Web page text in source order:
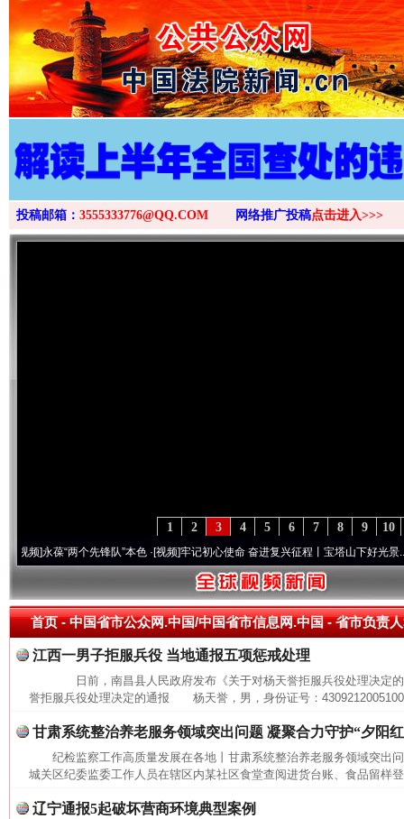
>
投稿邮箱： 3555333776@QQ.COM 网络推广投稿点击进入>>>
10
9
8
7
6
5
4
3
2
1
永葆“两个先锋队”本色·[视频]牢记初心使命 奋进复兴征程丨宝塔山下好光景..·[视频]
首页- 中国省市公众网.中国/中国省市信息网.中国 -省市负责
江西一男子拒服兵役 当地通报五项惩戒处理
日前，南昌县人民政府发布《关于对杨天誉拒服兵役处理决定
誉拒服兵役处理决定的通报 杨天誉，男，身份证号：
甘肃系统整治养老服务领域突出问题 凝聚合力守护“夕阳
纪检监察工作高质量发展在各地丨甘肃系统整治养老服务领域突出
城关区纪委监委工作人员在辖区内某社区食堂查阅进货台账、食品留样
辽宁通报5起破坏营商环境典型案例